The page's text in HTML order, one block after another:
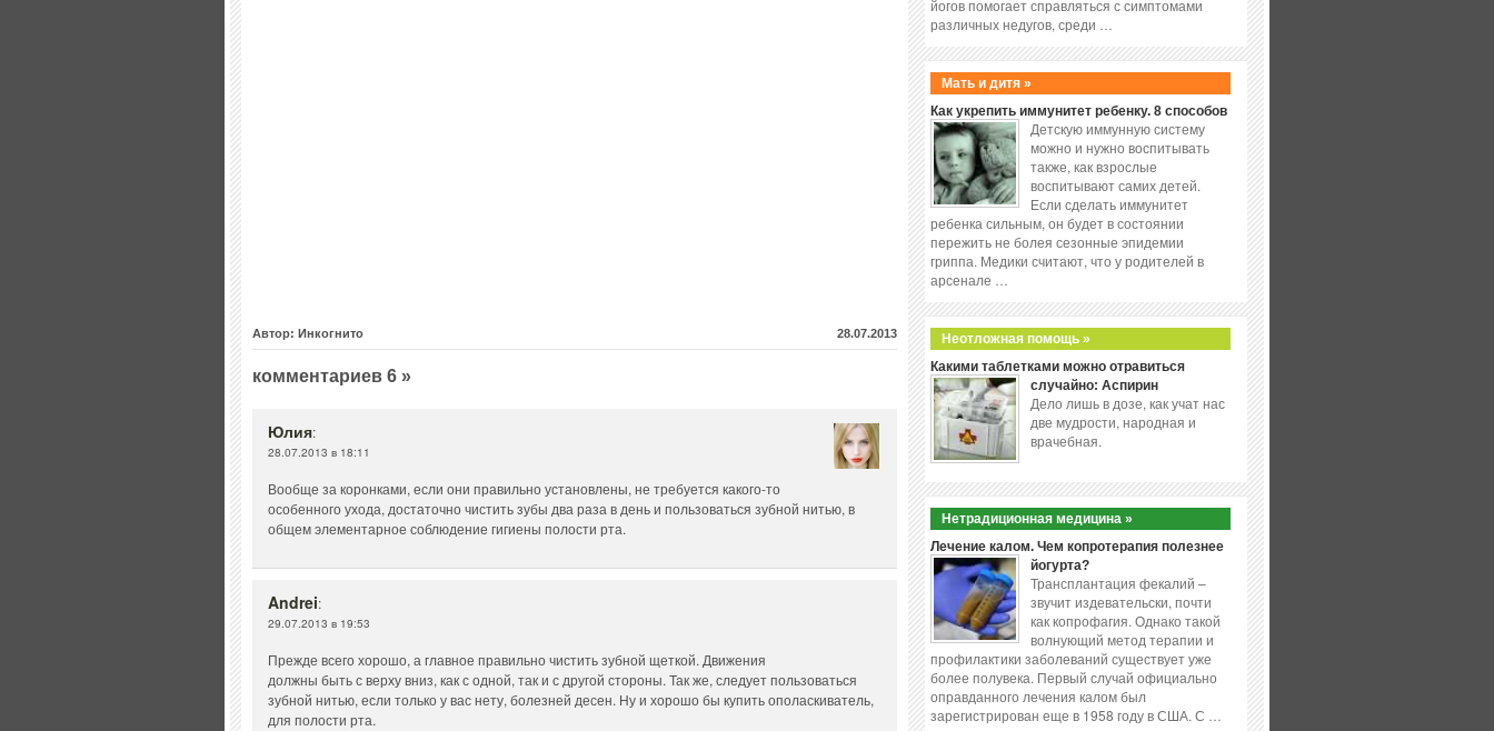
Автор: Инкогнито 28.07.2013
комментариев 6 »
Юлия:
28.07.2013 в 18:11
Вообще за коронками, если они правильно установлены, не требуется какого-то
особенного ухода, достаточно чистить зубы два раза в день и пользоваться зубной нитью, в
общем элементарное соблюдение гигиены полости рта.
Andrei:
29.07.2013 в 19:53
Прежде всего хорошо, а главное правильно чистить зубной щеткой. Движения
должны быть с верху вниз, как с одной, так и с другой стороны. Так же, следует пользоваться
зубной нитью, если только у вас нету, болезней десен. Ну и хорошо бы купить ополаскиватель,
для полости рта.
йогов помогает справляться с симптомами
различных недугов, среди …
Мать и дитя »
Как укрепить иммунитет ребенку. 8 способов
Детскую иммунную систему
можно и нужно воспитывать
также, как взрослые
воспитывают самих детей.
Если сделать иммунитет
ребенка сильным, он будет в состоянии
пережить не болея сезонные эпидемии
гриппа. Медики считают, что у родителей в
арсенале …
Неотложная помощь »
Какими таблетками можно отравиться
случайно: Аспирин
Дело лишь в дозе, как учат нас
две мудрости, народная и
врачебная.
Нетрадиционная медицина »
Лечение калом. Чем копротерапия полезнее
йогурта?
Трансплантация фекалий –
звучит издевательски, почти
как копрофагия. Однако такой
волнующий метод терапии и
профилактики заболеваний существует уже
более полувека. Первый случай официально
оправданного лечения калом был
зарегистрирован еще в 1958 году в США. С …